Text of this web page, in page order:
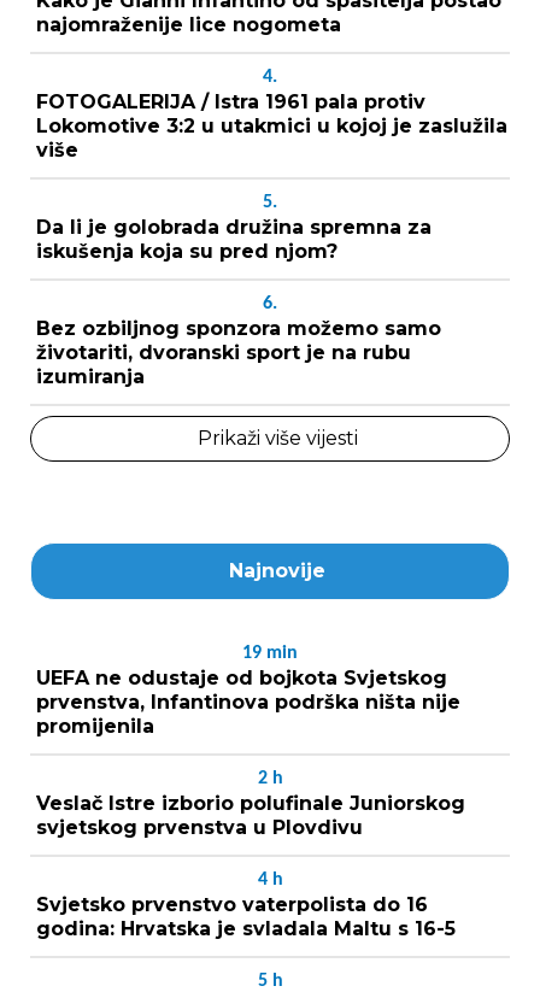
najomraženije lice nogometa
4.
FOTOGALERIJA / Istra 1961 pala protiv
Lokomotive 3:2 u utakmici u kojoj je zaslužila
više
5.
Da li je golobrada družina spremna za
iskušenja koja su pred njom?
6.
Bez ozbiljnog sponzora možemo samo
životariti, dvoranski sport je na rubu
izumiranja
Prikaži više vijesti
Najnovije
19 min
UEFA ne odustaje od bojkota Svjetskog
prvenstva, Infantinova podrška ništa nije
promijenila
2 h
Veslač Istre izborio polufinale Juniorskog
svjetskog prvenstva u Plovdivu
4 h
Svjetsko prvenstvo vaterpolista do 16
godina: Hrvatska je svladala Maltu s 16-5
5 h